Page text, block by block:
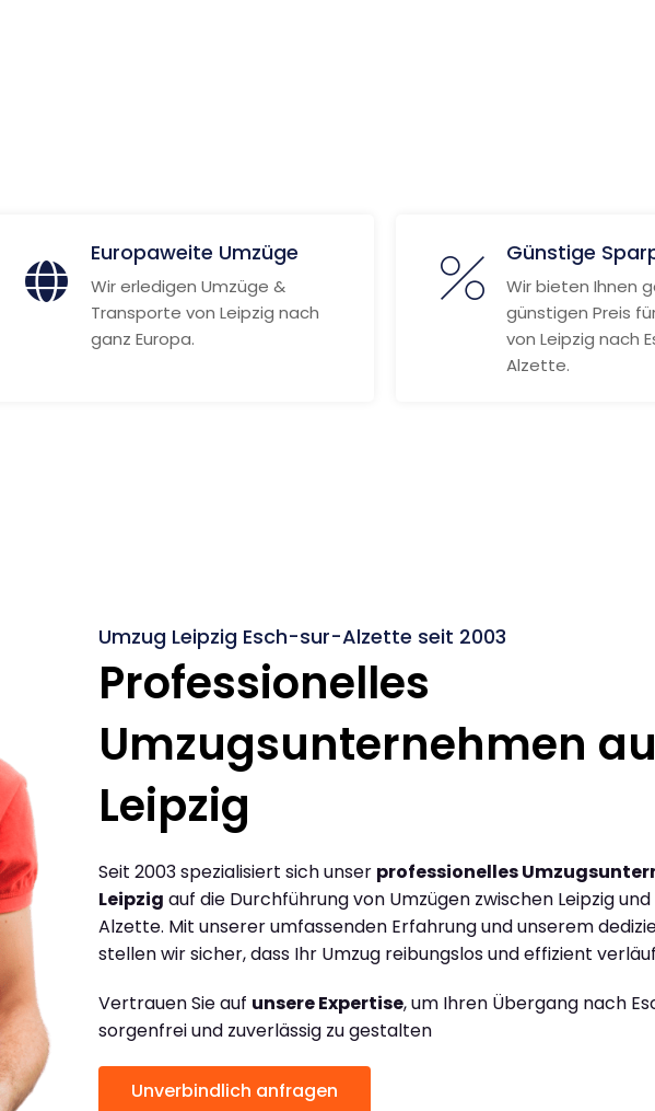
Europaweite Umzüge
Wir erledigen Umzüge &
Transporte von Leipzig nach
ganz Europa.
Günstige
Wir bieten Ihnen
günstigen Preis
von Leipzig nach
Alzette.
Umzug Leipzig Esch-sur-Alzette seit 2003
Professionelles
Umzugsunternehmen
Leipzig
Seit 2003 spezialisiert sich unser professionelles
Leipzig auf die Durchführung von Umzügen zwischen Leipzig
Alzette. Mit unserer umfassenden Erfahrung und unserem
stellen wir sicher, dass Ihr Umzug reibungslos und effizient
Vertrauen Sie auf unsere Expertise, um Ihren Übergang nach
sorgenfrei und zuverlässig zu gestalten
Unverbindlich anfragen